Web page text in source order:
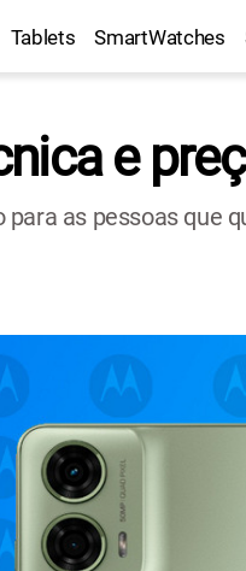
Tablets SmartWatches
e
as pessoas que